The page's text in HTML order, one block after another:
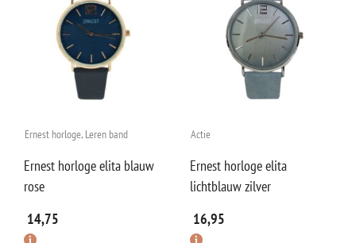
Ernest horloge, Leren band
Ernest horloge elita blauw
rose
14,75
Actie
Ernest horloge elita
lichtblauw zilver
16,95